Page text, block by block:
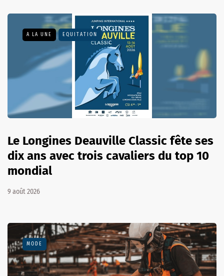
A LA UNE EQUITATION
Le Longines Deauville Classic fête ses
dix ans avec trois cavaliers du top 10
mondial
9 août 2026
MODE